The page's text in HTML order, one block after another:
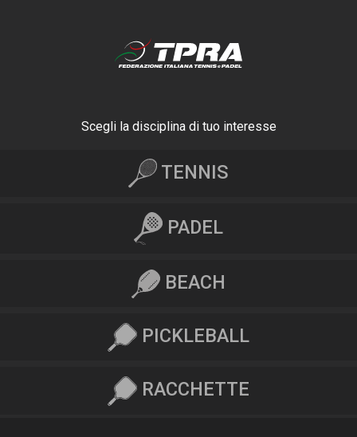
Scegli la disciplina di tuo interesse
TENNIS
PADEL
BEACH
PICKLEBALL
RACCHETTE